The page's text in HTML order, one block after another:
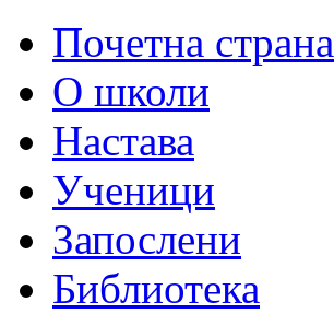
Почетна страна
О школи
Настава
Ученици
Запослени
Библиотека